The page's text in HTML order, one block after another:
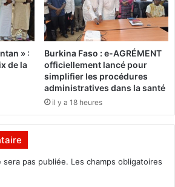
» :
de la
Burkina Faso : e-AGRÉMENT
officiellement lancé pour
simplifier les procédures
administratives dans la santé
il y a 18 heures
sera pas publiée. Les champs obligatoires